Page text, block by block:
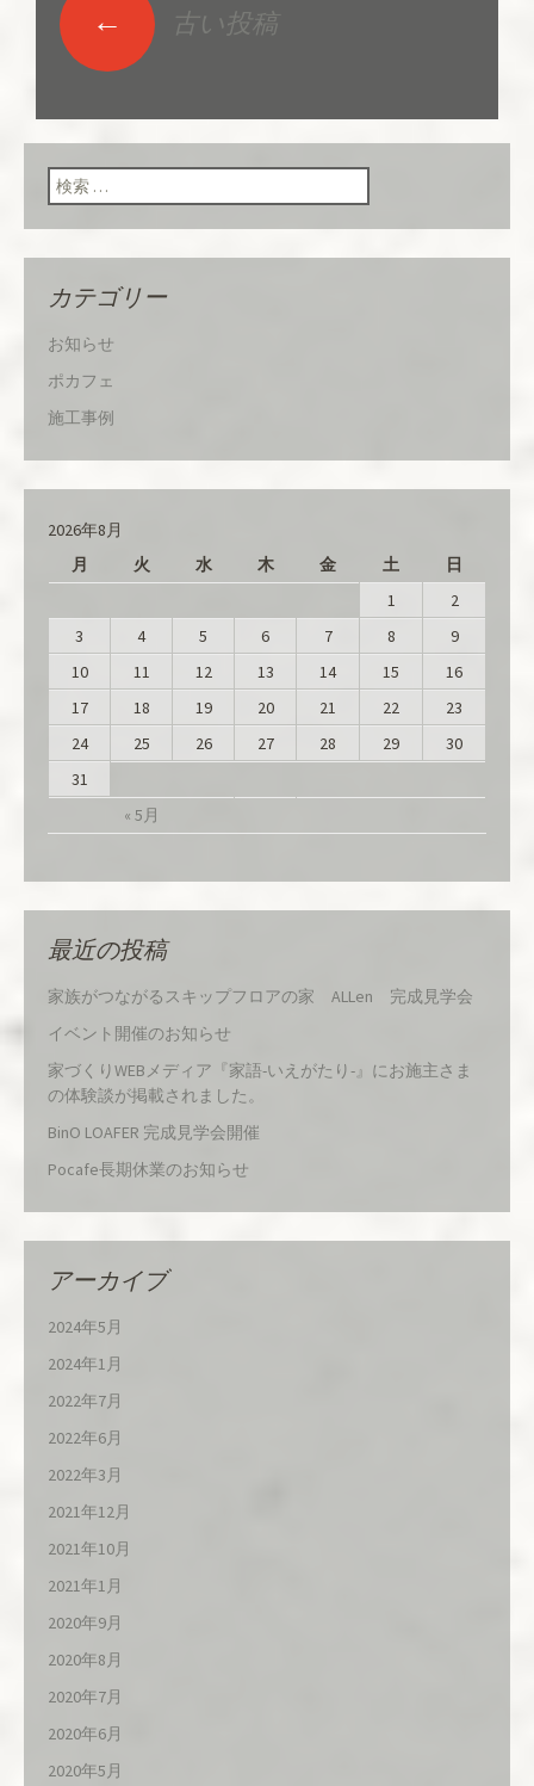
投稿ナビゲーショ
ン
← 古い投稿
検索:
カテゴリー
お知らせ
ポカフェ
施工事例
2026年8月
月
火 水 木 金 土 日
« 5月
1
2
3
4 5 6 7 8
9
10
11 12 13 14 15
16
17
18 19 20 21 22
23
24
25 26 27 28 29
30
31
最近の投稿
家族がつながるスキップフロアの家 ALLen 完成見学会
イベント開催のお知らせ
家づくりWEBメディア『家語-いえがたり-』にお施主さま
の体験談が掲載されました。
BinO LOAFER 完成見学会開催
Pocafe長期休業のお知らせ
アーカイブ
2024年5月
2024年1月
2022年7月
2022年6月
2022年3月
2021年12月
2021年10月
2021年1月
2020年9月
2020年8月
2020年7月
2020年6月
2020年5月